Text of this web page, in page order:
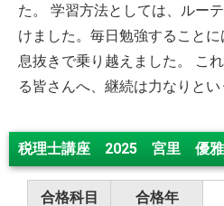
た。 学習方法としては、ルー
けました。毎日勉強すること
息抜きで乗り越えました。 こ
る皆さんへ、継続は力なりとい
税理士講座 2025 宮里 優雅
合格科目 合格年